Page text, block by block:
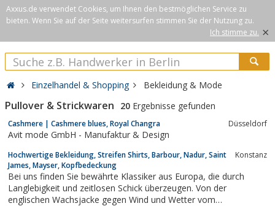
Axxus.de verwendet Cookies, um Ihnen den bestmöglichen Service zu
bieten. Wenn Sie auf der Seite weitersurfen stimmen Sie der Nutzung zu.
Ich stimme zu. ×
Einzelhandel & Shopping Bekleidung & Mode
Pullover & Strickwaren 20 Ergebnisse gefunden
Cashmere | Cashmere blues, Royal Changra Düsseldorf
Avit mode GmbH - Manufaktur & Design
Hochwertige Bekleidung, Streifen Shirts, Barbour, Nadur, Saint
James, Mayser, Kopfbedeckung
Konstanz
Bei uns finden Sie bewährte Klassiker aus Europa, die durch
Langlebigkeit und zeitlosen Schick überzeugen. Von der
englischen Wachsjacke gegen Wind und Wetter vom